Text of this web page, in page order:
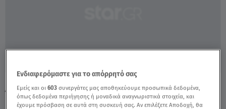
Δίδυμοι 19/7/2021 - Οι Σημερινές
Προβλέψεις - Video
Ενδιαφερόμαστε για το απόρρητό σας
Εμείς και οι603 συνεργάτες μας αποθηκεύουμε προσωπικά δεδομένα,
όπως δεδομένα περιήγησης ή μοναδικά αναγνωριστικά στοιχεία, και
έχουμε πρόσβαση σε αυτά στη συσκευή σας. Αν επιλέξετε Αποδοχή, θα